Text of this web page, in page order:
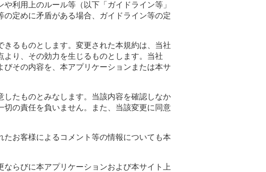
利用上のルール等（以下「ガイドライン等」
定めに矛盾がある場合、ガイドライン等の定
るものとします。変更された本規約は、当社
り、その効力を生じるものとします。当社
その内容を、本アプリケーションまたは本サ
たものとみなします。当該内容を確認しなか
の責任を負いません。また、当該変更に同意
お客様によるコメント等の情報についても本
らびに本アプリケーションおよび本サイト上